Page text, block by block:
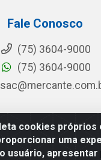
cookies próprios
uma
usuário, apresentar
Fale Conosco
(75) 3604-9000
(75) 3604-9000
- Rua Mercante,
BA - CEP 44.096-